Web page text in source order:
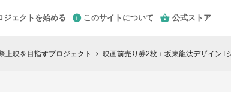
ジェクトを始める このサイトについて 公式ストア
上映を目指すプロジェクト chevron_right 映画前売り券2枚＋坂東龍汰デザインT